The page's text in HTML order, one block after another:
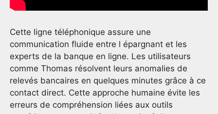
Cette ligne téléphonique assure une
communication fluide entre l épargnant et les
experts de la banque en ligne. Les utilisateurs
comme Thomas résolvent leurs anomalies de
relevés bancaires en quelques minutes grâce à ce
contact direct. Cette approche humaine évite les
erreurs de compréhension liées aux outils